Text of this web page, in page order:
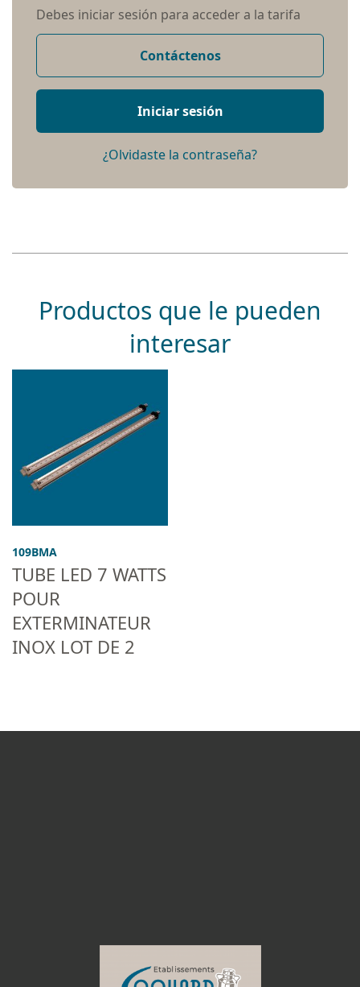
Debes iniciar sesión para acceder a la tarifa
Contáctenos
Iniciar sesión
¿Olvidaste la contraseña?
Productos que le pueden
interesar
109BMA
TUBE LED 7 WATTS
POUR
EXTERMINATEUR
INOX LOT DE 2